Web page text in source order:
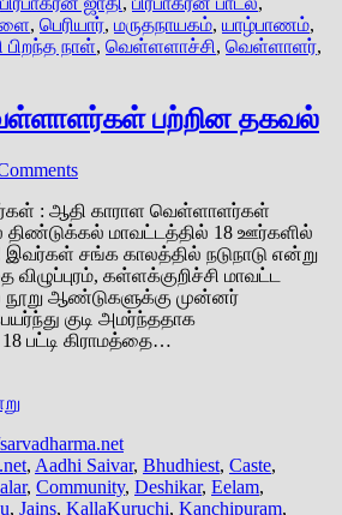
, பெரியார், மருதநாயகம், யாழ்பாணம்,
பிறந்த நாள், வெள்ளளாச்சி, வெள்ளாளர்,
பற்றின தகவல்
: ஆதி காராள வெள்ளாளர்கள்
திண்டுக்கல் மாவட்டத்தில் 18 ஊர்களில்
சங்க காலத்தில் நடுநாடு என்று
கள்ளக்குறிச்சி மாவட்ட
நூறு ஆண்டுகளுக்கு முன்னர்
குடி அமர்ந்ததாக
பட்டி கிராமத்தை…
, Aadhi Saivar, Bhudhiest, Caste,
, Community, Deshikar, Eelam,
, Jains, KallaKuruchi, Kanchipuram,